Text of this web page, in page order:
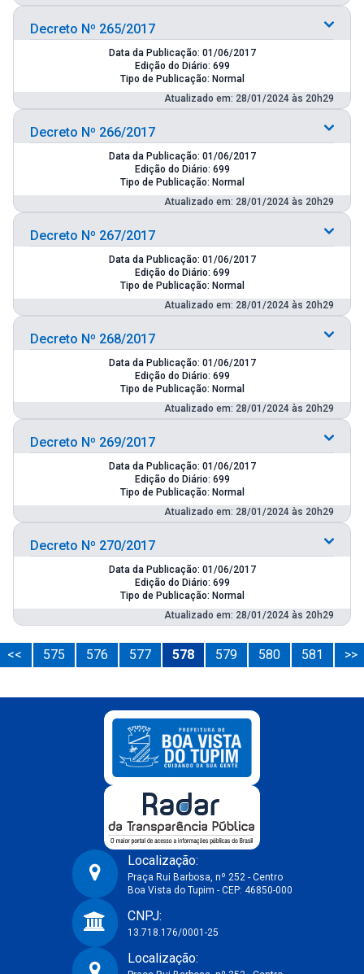
Decreto Nº 265/2017
Data da Publicação: 01/06/2017
Edição do Diário: 699
Tipo de Publicação: Normal
Atualizado em: 28/01/2024 às 20h29
Decreto Nº 266/2017
Data da Publicação: 01/06/2017
Edição do Diário: 699
Tipo de Publicação: Normal
Atualizado em: 28/01/2024 às 20h29
Decreto Nº 267/2017
Data da Publicação: 01/06/2017
Edição do Diário: 699
Tipo de Publicação: Normal
Atualizado em: 28/01/2024 às 20h29
Decreto Nº 268/2017
Data da Publicação: 01/06/2017
Edição do Diário: 699
Tipo de Publicação: Normal
Atualizado em: 28/01/2024 às 20h29
Decreto Nº 269/2017
Data da Publicação: 01/06/2017
Edição do Diário: 699
Tipo de Publicação: Normal
Atualizado em: 28/01/2024 às 20h29
Decreto Nº 270/2017
Data da Publicação: 01/06/2017
Edição do Diário: 699
Tipo de Publicação: Normal
Atualizado em: 28/01/2024 às 20h29
<< 575 576 577 578 579 580 581 >>
Prefeitura Municipal de Boa Vista do Tupim-BA
Localização:
Praça Rui Barbosa, nº 252 - Centro
Boa Vista do Tupim - CEP: 46850-000
CNPJ:
13.718.176/0001-25
Localização: